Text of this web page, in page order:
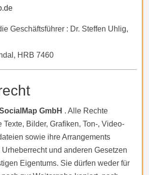
Geschäftsführer : Dr. Steffen Uhlig,
HRB 7460
GmbH . Alle Rechte
Texte, Bilder, Grafiken, Ton-, Video-
sowie ihre Arrangements
und anderen Gesetzen
Eigentums. Sie dürfen weder für